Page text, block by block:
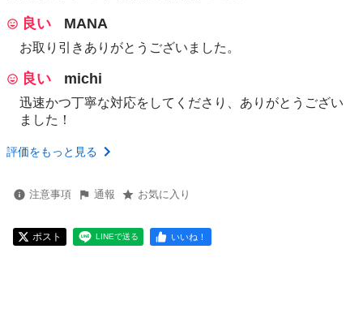
良い MANA
お取り引きありがとうございました。
良い michi
迅速かつ丁寧な対応をしてくださり、ありがとうござい
ました！
評価をもっと見る
注意事項 通報 お気に入り
ポスト LINEで送る いいね！